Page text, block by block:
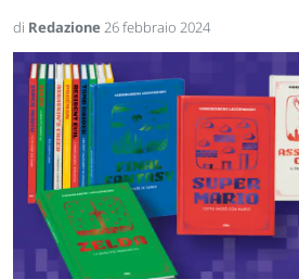
di Redazione26 febbraio 2024